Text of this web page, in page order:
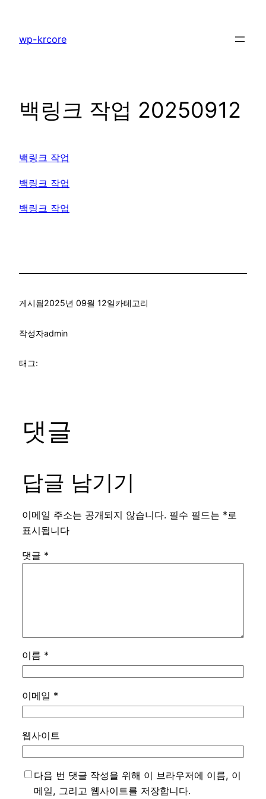
wp-krcore
백링크 작업 20250912
백링크 작업
백링크 작업
백링크 작업
게시됨2025년 09월 12일카테고리
작성자admin
태그:
댓글
답글 남기기
이메일 주소는 공개되지 않습니다. 필수 필드는 *로
표시됩니다
댓글 *
이름 *
이메일 *
웹사이트
다음 번 댓글 작성을 위해 이 브라우저에 이름, 이
메일, 그리고 웹사이트를 저장합니다.